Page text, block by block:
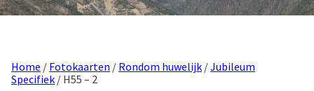
Home / Fotokaarten / Rondom huwelijk /Jubileum
Specifiek / H55 – 2